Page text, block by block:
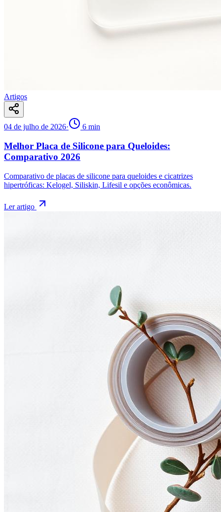
Artigos
04 de julho de 2026· 6 min
Melhor Placa de Silicone para Queloides:
Comparativo 2026
Comparativo de placas de silicone para queloides e cicatrizes
hipertróficas: Kelogel, Siliskin, Lifesil e opções econômicas.
Ler artigo